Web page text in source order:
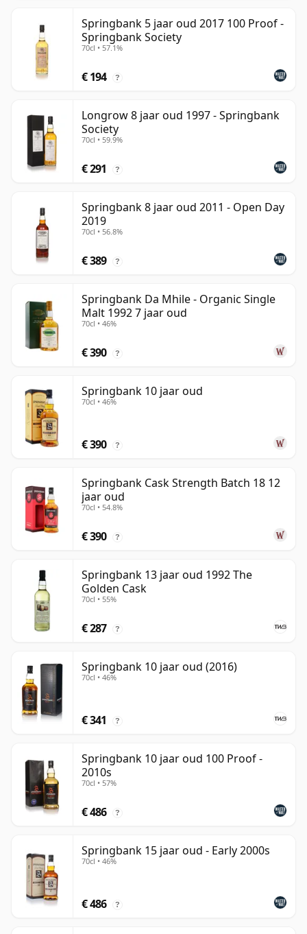
Springbank 5 jaar oud 2017 100 Proof -
Springbank Society
70cl • 57.1%
€ 194 ?
Longrow 8 jaar oud 1997 - Springbank
Society
70cl • 59.9%
€ 291 ?
Springbank 8 jaar oud 2011 - Open Day
2019
70cl • 56.8%
€ 389 ?
Springbank Da Mhile - Organic Single
Malt 1992 7 jaar oud
70cl • 46%
€ 390 ?
Springbank 10 jaar oud
70cl • 46%
€ 390 ?
Springbank Cask Strength Batch 18 12
jaar oud
70cl • 54.8%
€ 390 ?
Springbank 13 jaar oud 1992 The
Golden Cask
70cl • 55%
€ 287 ?
Springbank 10 jaar oud (2016)
70cl • 46%
€ 341 ?
Springbank 10 jaar oud 100 Proof -
2010s
70cl • 57%
€ 486 ?
Springbank 15 jaar oud - Early 2000s
70cl • 46%
€ 486 ?